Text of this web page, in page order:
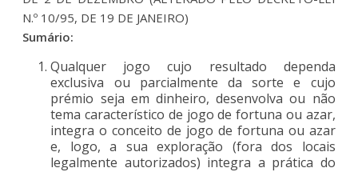
N.º 10/95, DE 19 DE JANEIRO)
Sumário:
Qualquer jogo cujo resultado dependa
exclusiva ou parcialmente da sorte e cujo
prémio seja em dinheiro, desenvolva ou não
tema característico de jogo de fortuna ou azar,
integra o conceito de jogo de fortuna ou azar
e, logo, a sua exploração (fora dos locais
legalmente autorizados) integra a prática do